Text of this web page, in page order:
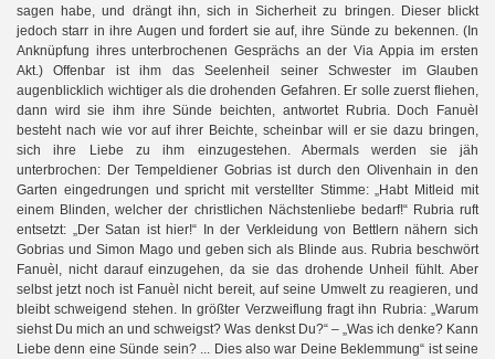
sagen habe, und drängt ihn, sich in Sicherheit zu bringen. Dieser blickt
jedoch starr in ihre Augen und fordert sie auf, ihre Sünde zu bekennen. (In
Anknüpfung ihres unterbrochenen Gesprächs an der Via Appia im ersten
Akt.) Offenbar ist ihm das Seelenheil seiner Schwester im Glauben
augenblicklich wichtiger als die drohenden Gefahren. Er solle zuerst fliehen,
dann wird sie ihm ihre Sünde beichten, antwortet Rubria. Doch Fanuèl
besteht nach wie vor auf ihrer Beichte, scheinbar will er sie dazu bringen,
sich ihre Liebe zu ihm einzugestehen. Abermals werden sie jäh
unterbrochen: Der Tempeldiener Gobrias ist durch den Olivenhain in den
Garten eingedrungen und spricht mit verstellter Stimme: „Habt Mitleid mit
einem Blinden, welcher der christlichen Nächstenliebe bedarf!“ Rubria ruft
entsetzt: „Der Satan ist hier!“ In der Verkleidung von Bettlern nähern sich
Gobrias und Simon Mago und geben sich als Blinde aus. Rubria beschwört
Fanuèl, nicht darauf einzugehen, da sie das drohende Unheil fühlt. Aber
selbst jetzt noch ist Fanuèl nicht bereit, auf seine Umwelt zu reagieren, und
bleibt schweigend stehen. In größter Verzweiflung fragt ihn Rubria: „Warum
siehst Du mich an und schweigst? Was denkst Du?“ – „Was ich denke? Kann
Liebe denn eine Sünde sein? ... Dies also war Deine Beklemmung“ ist seine